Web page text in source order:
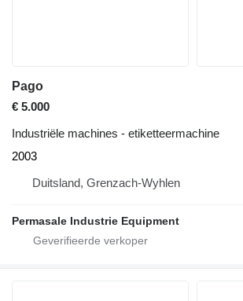
Pago
€ 5.000
Industriële machines - etiketteermachine
2003
Duitsland, Grenzach-Wyhlen
Permasale Industrie Equipment